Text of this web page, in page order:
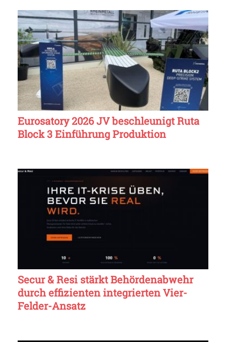
Eurosatory 2026 JV beschleunigt Ruta
Block 3 Einführung Produktion
Secur & Resi stärkt Behördenabwehr
durch effizienten integrierten Vier-
Felder-Ansatz